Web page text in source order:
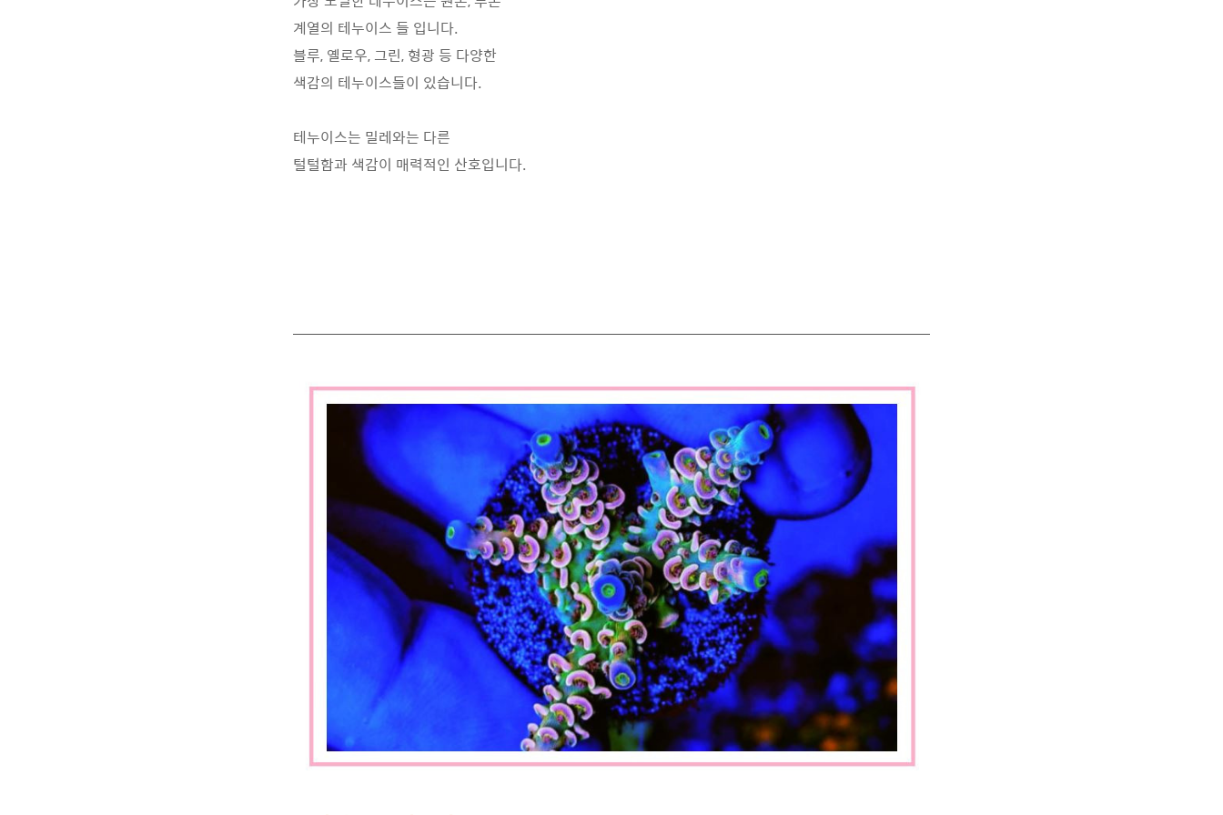
계열의 테누이스 들 입니다.
블루, 옐로우, 그린, 형광 등 다양한
색감의 테누이스들이 있습니다.
테누이스는 밀레와는 다른
털털함과 색감이 매력적인 산호입니다.